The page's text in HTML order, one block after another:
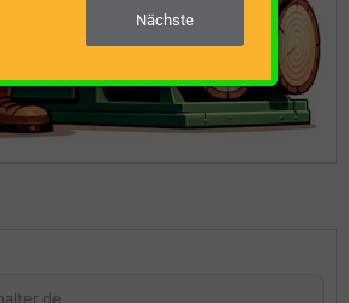
Nächste